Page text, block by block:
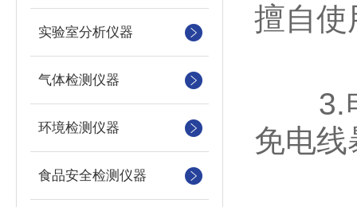
实验室分析仪器
气体检测仪器
环境检测仪器
食品安全检测仪器
擅自使
3.电
免电线